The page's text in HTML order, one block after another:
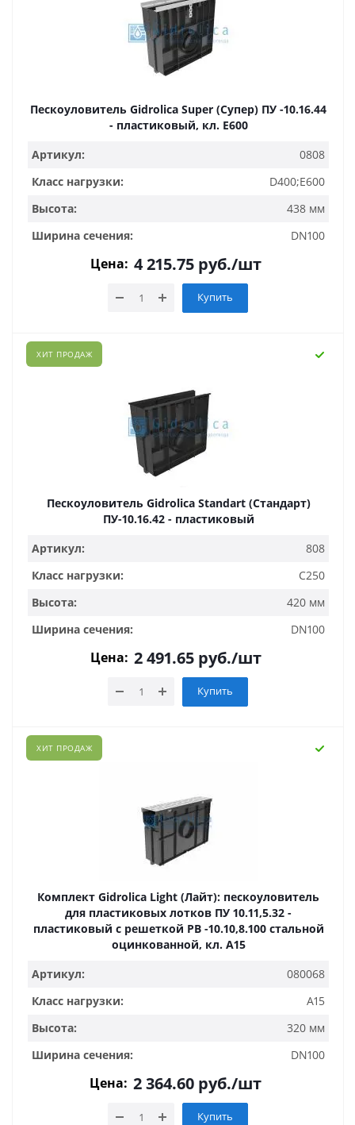
Пескоуловитель Gidrolica Super (Супер) ПУ -10.16.44
- пластиковый, кл. Е600
Артикул:
0808
Класс нагрузки:
D400;E600
Высота:
438 мм
Ширина сечения:
DN100
Цена: 4 215.75руб./шт
Купить
ХИТ ПРОДАЖ
Пескоуловитель Gidrolica Standart (Стандарт)
ПУ-10.16.42 - пластиковый
Артикул:
808
Класс нагрузки:
C250
Высота:
420 мм
Ширина сечения:
DN100
Цена: 2 491.65руб./шт
Купить
ХИТ ПРОДАЖ
Комплект Gidrolica Light (Лайт): пескоуловитель
для пластиковых лотков ПУ 10.11,5.32 -
пластиковый с решеткой РВ -10.10,8.100 стальной
оцинкованной, кл. A15
Артикул:
080068
Класс нагрузки:
A15
Высота:
320 мм
Ширина сечения:
DN100
Цена: 2 364.60 руб./шт
Купить